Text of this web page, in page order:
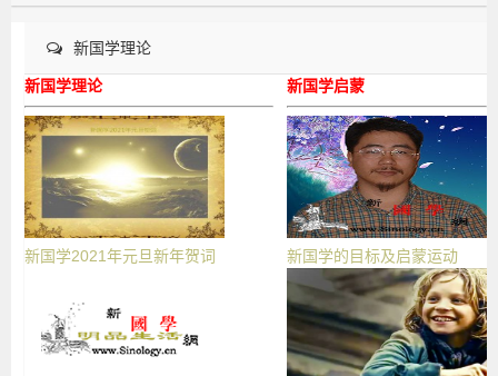
新国学理论
新国学理论
新国学2021年元旦新年贺词
新国学启蒙
新国学的目标及启蒙运动